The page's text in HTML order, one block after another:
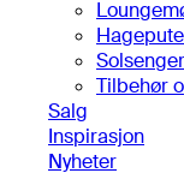
Solsenger
Tilbehør
Salg
Inspirasjon
Nyheter